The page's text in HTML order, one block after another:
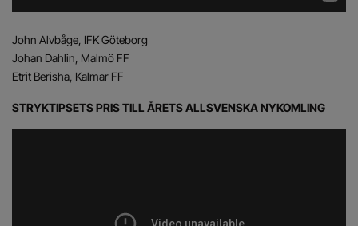
John Alvbåge, IFK Göteborg
Johan Dahlin, Malmö FF
Etrit Berisha, Kalmar FF
STRYKTIPSETS PRIS TILL ÅRETS ALLSVENSKA NYKOMLING